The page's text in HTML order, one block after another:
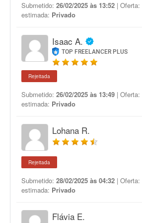
Submetido: 26/02/2025 às 13:52 | Oferta:
estimada: Privado
Isaac A.
TOP FREELANCER PLUS
Rejeitada
Submetido: 26/02/2025 às 13:49 | Oferta:
estimada: Privado
Lohana R.
Rejeitada
Submetido: 28/02/2025 às 04:32 | Oferta:
estimada: Privado
Flávia E.